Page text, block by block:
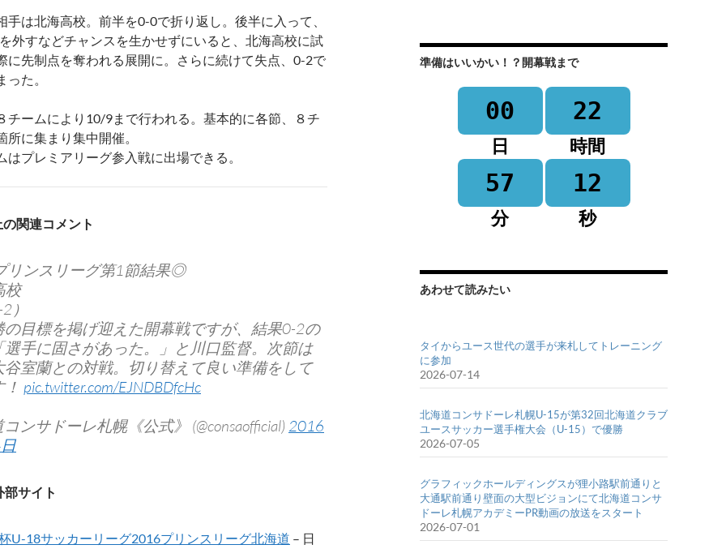
手は北海高校。前半を0-0で折り返し。後半に入って、
外すなどチャンスを生かせずにいると、北海高校に試
に先制点を奪われる展開に。さらに続けて失点、0-2で
った。
チームにより10/9まで行われる。基本的に各節、８チ
所に集まり集中開催。
はプレミアリーグ参入戦に出場できる。
の関連コメント
ンスリーグ第1節結果◎
校
）
の目標を掲げ迎えた開幕戦ですが、結果0-2の
選手に固さがあった。」と川口監督。次節は
谷室蘭との対戦。切り替えて良い準備をして
pic.twitter.com/EJNDBDfcHc
ンサドーレ札幌《公式》 (@consaofficial) 2016
部サイト
U-18サッカーリーグ2016プリンスリーグ北海道 – 日
準備はいいかい！？開幕戦まで
00
日
22
時間
57
分
12
秒
あわせて読みたい
タイからユース世代の選手が来札してトレーニング
に参加
2026-07-14
北海道コンサドーレ札幌U-15が第32回北海道クラブ
ユースサッカー選手権大会（U-15）で優勝
2026-07-05
グラフィックホールディングスが狸小路駅前通りと
大通駅前通り壁面の大型ビジョンにて北海道コンサ
ドーレ札幌アカデミーPR動画の放送をスタート
2026-07-01